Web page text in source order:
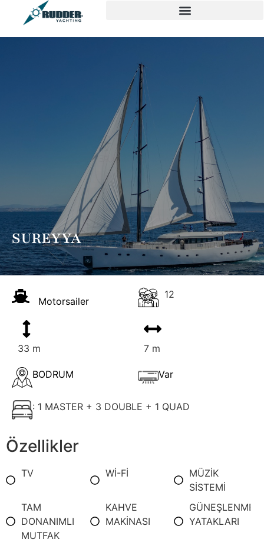
SUREYYA
Motorsailer
12
33 m 7 m
BODRUM Var
: 1 MASTER + 3 DOUBLE + 1 QUAD
Özellikler
TV Wİ-Fİ
MÜZİK
SİSTEMİ
TAM
DONANIMLI
MUTFAK
KAHVE
MAKİNASI
GÜNEŞLENME
YATAKLARI